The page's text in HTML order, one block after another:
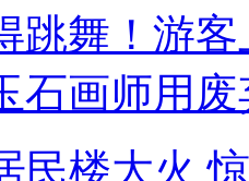
跳舞！游客
石画师用
民楼大火